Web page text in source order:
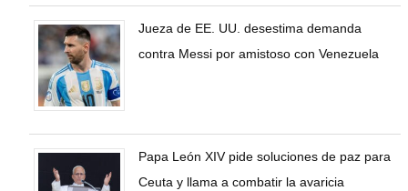
Jueza de EE. UU. desestima demanda
contra Messi por amistoso con Venezuela
Papa León XIV pide soluciones de paz para
Ceuta y llama a combatir la avaricia